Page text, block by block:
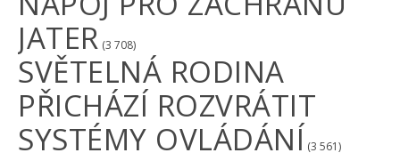
JATER (3 708)
SVĚTELNÁ RODINA
PŘICHÁZÍ ROZVRÁTIT
SYSTÉMY OVLÁDÁNÍ (3 561)